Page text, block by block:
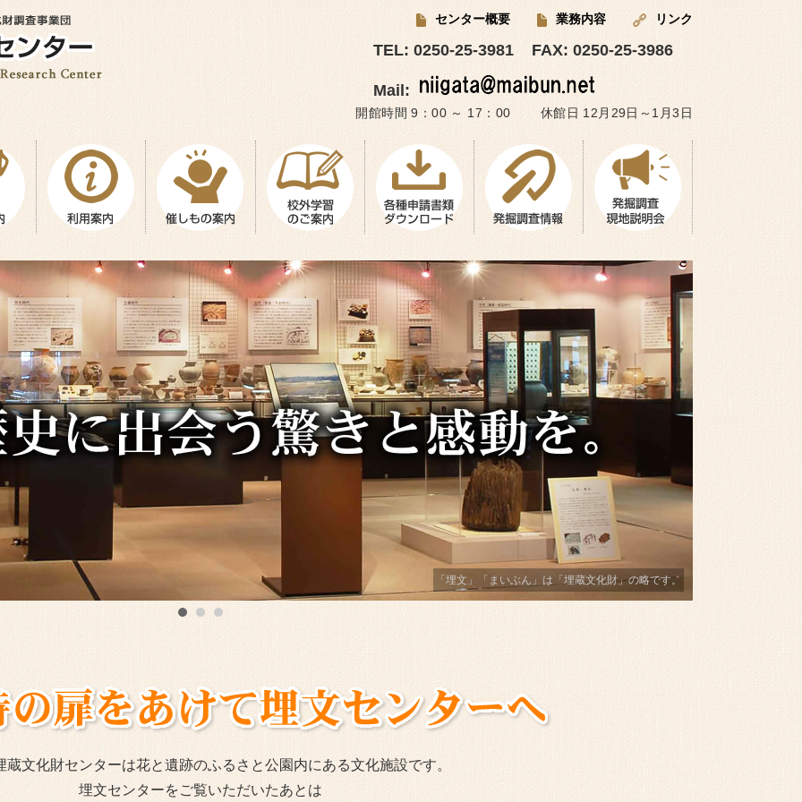
センター概要 業務内容 リンク
TEL: 0250-25-3981 FAX: 0250-25-3986
Mail:
開館時間 9：00 ～ 17：00 休館日 12月29日～1月3日
「埋文」「まいぶん」は「埋蔵文化財」の略です。
蔵文化財センターは花と遺跡のふるさと公園内にある文化施設です。
埋文センターをご覧いただいたあとは